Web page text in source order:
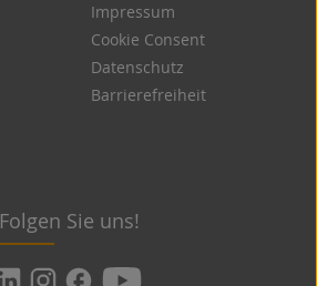
Impressum
Cookie Consent
Datenschutz
Barrierefreiheit
Folgen Sie uns!